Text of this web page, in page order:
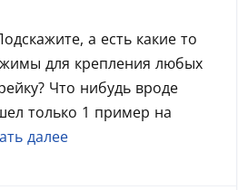
а есть какие то
для крепления любых
Что нибудь вроде
только 1 пример на
далее